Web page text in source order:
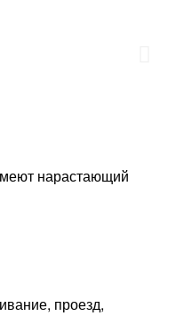
нарастающий
проезд,